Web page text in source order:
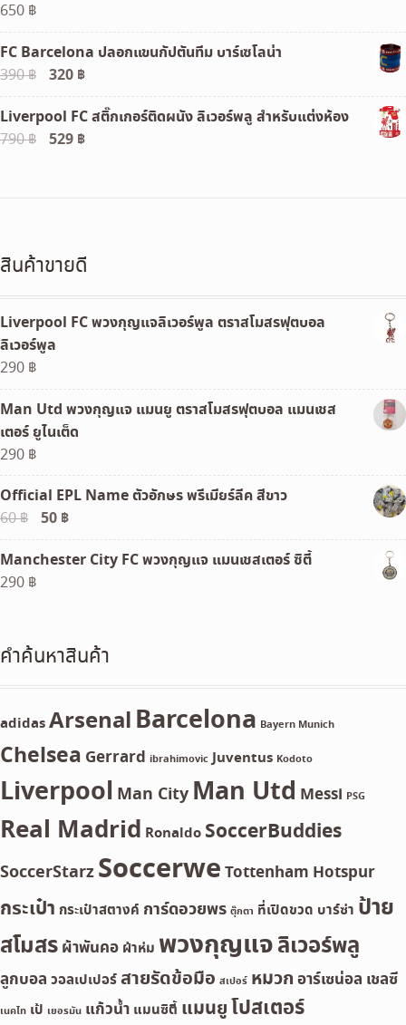
650 ฿
FC Barcelona ปลอกแขนกัปตันทีม บาร์เซโลน่า
390฿
Original
price
was:
390 ฿.
320 ฿Current
price
is:
320 ฿.
Liverpool FC สติ๊กเกอร์ติดผนัง ลิเวอร์พลู สำหรับแต่งห้อง
790฿
Original
529 ฿Current
สินค้าขายดี
Liverpool FC พวงกุญแจลิเวอร์พูล ตราสโมสรฟุตบอล
ลิเวอร์พูล
290 ฿
Man Utd พวงกุญแจ แมนยู ตราสโมสรฟุตบอล แมนเชส
เตอร์ ยูไนเต็ด
290 ฿
Official EPL Name ตัวอักษร พรีเมียร์ลีค สีขาว
60฿
Original
price
was:
60 ฿.
50 ฿Current
price
is:
Manchester City FC พวงกุญแจ แมนเชสเตอร์ ซิตี้
290 ฿
คำค้นหาสินค้า
adidasArsenalBarcelona Bayern Munich
Chelsea Gerrard ibrahimovic Juventus Kodoto
Liverpool Man City Man Utd Messi PSG
Real Madrid Ronaldo SoccerBuddies
SoccerStarzSoccerwe Tottenham Hotspur
กระเป๋า กระเป๋าสตางค์ การ์ดอวยพร ตุ๊กตา ที่เปิดขวด บาร์ซ่า ป้าย
สโมสร ผ้าพันคอ ผ้าห่ม พวงกุญแจลิเวอร์พลู
ลูกบอล วอลเปเปอร์สายรัดข้อมือ สเปอร์ หมวก อาร์เซน่อล เชลซี
เนคไท เป้ เยอรมัน แก้วน้ำ แมนซิตี้ แมนยูโปสเตอร์